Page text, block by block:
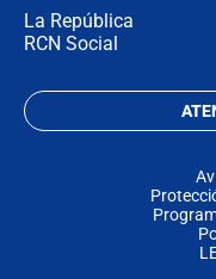
La República
RCN Social